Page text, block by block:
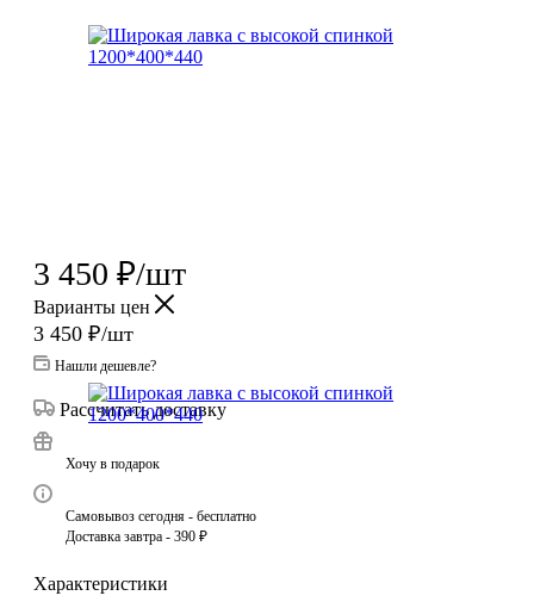
3 450 ₽/шт
Варианты цен
3 450 ₽/шт
Нашли дешевле?
Рассчитать доставку
Хочу в подарок
Самовывоз сегодня - бесплатно
Доставка завтра - 390 ₽
Характеристики